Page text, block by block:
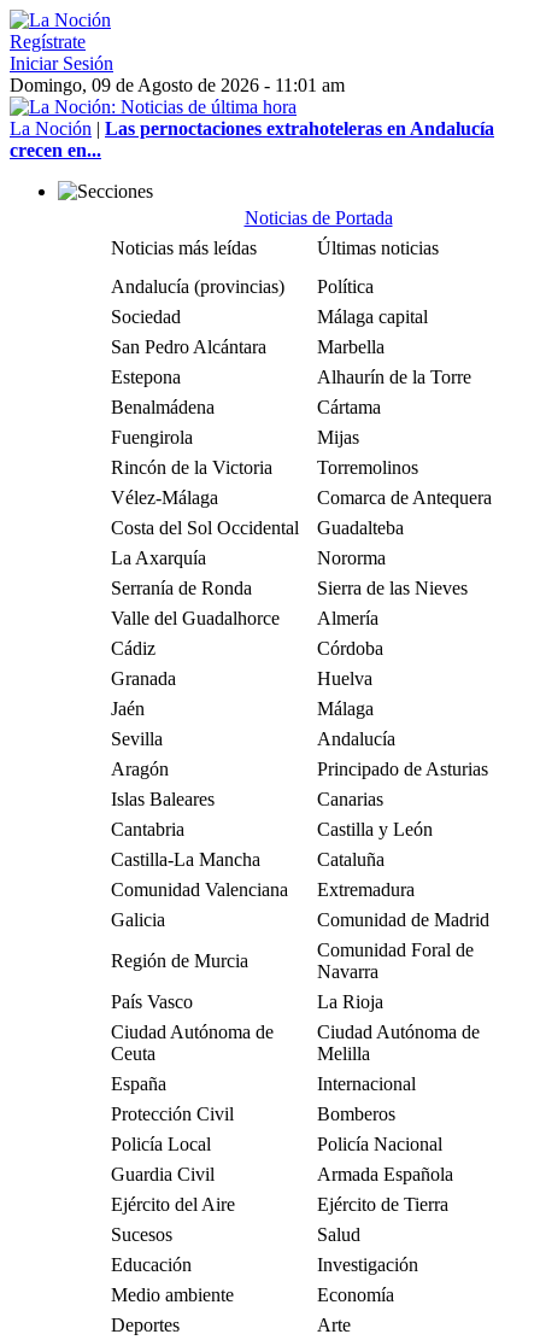
Regístrate
Iniciar Sesión
Domingo, 09 de Agosto de 2026 - 11:01 am
La Noción | Las pernoctaciones extrahoteleras en Andalucía
crecen en...
Noticias de Portada
Noticias más leídas
Últimas noticias
Andalucía (provincias)
Política
Sociedad
Málaga capital
San Pedro Alcántara
Marbella
Estepona
Alhaurín de la Torre
Benalmádena
Cártama
Fuengirola
Mijas
Rincón de la Victoria
Torremolinos
Vélez-Málaga
Comarca de Antequera
Costa del Sol Occidental
Guadalteba
La Axarquía
Nororma
Serranía de Ronda
Sierra de las Nieves
Valle del Guadalhorce
Almería
Cádiz
Córdoba
Granada
Huelva
Jaén
Málaga
Sevilla
Andalucía
Aragón
Principado de Asturias
Islas Baleares
Canarias
Cantabria
Castilla y León
Castilla-La Mancha
Cataluña
Comunidad Valenciana
Extremadura
Galicia
Comunidad de Madrid
Región de Murcia
Comunidad Foral de
Navarra
País Vasco
La Rioja
Ciudad Autónoma de
Ceuta
Ciudad Autónoma de
Melilla
España
Internacional
Protección Civil
Bomberos
Policía Local
Policía Nacional
Guardia Civil
Armada Española
Ejército del Aire
Ejército de Tierra
Sucesos
Salud
Educación
Investigación
Medio ambiente
Economía
Deportes
Arte